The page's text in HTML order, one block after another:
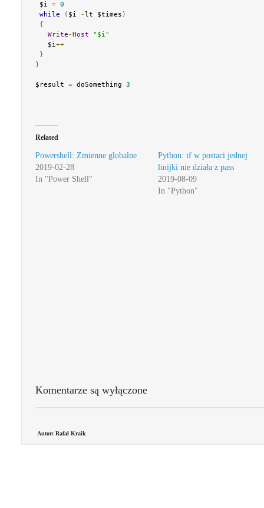
$i = 0
while
( $i -lt $times )
{
Write-Host
"$i"
   $i
++
}
}
$result = doSomething 3
Related
Powershell: Zmienne globalne
2019-02-28
In "Power Shell"
Python: if w postaci jednej
linijki nie działa z pass
2019-08-09
In "Python"
Komentarze są wyłączone
Autor: Rafał Kraik